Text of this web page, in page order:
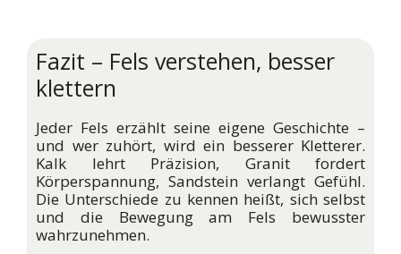
Fazit – Fels verstehen, besser
klettern
Jeder Fels erzählt seine eigene Geschichte –
und wer zuhört, wird ein besserer Kletterer.
Kalk lehrt Präzision, Granit fordert
Körperspannung, Sandstein verlangt Gefühl.
Die Unterschiede zu kennen heißt, sich selbst
und die Bewegung am Fels bewusster
wahrzunehmen.